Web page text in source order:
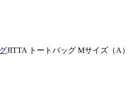
JITTA トートバッグ Mサイズ（A）